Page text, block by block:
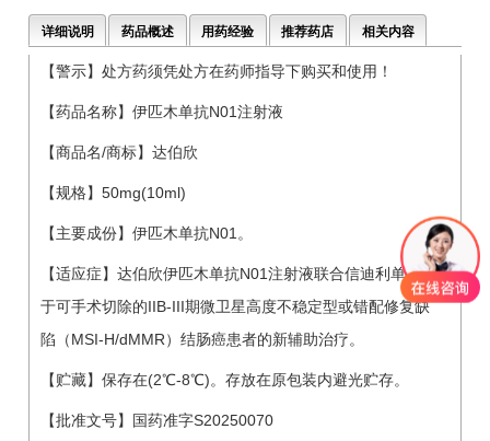
详细说明 药品概述 用药经验 推荐药店 相关内容
【警示】处方药须凭处方在药师指导下购买和使用！
【药品名称】伊匹木单抗N01注射液
【商品名/商标】达伯欣
【规格】50mg(10ml)
【主要成份】伊匹木单抗N01。
【适应症】达伯欣伊匹木单抗N01注射液联合信迪利单抗用
于可手术切除的IIB-III期微卫星高度不稳定型或错配修复缺
陷（MSI-H/dMMR）结肠癌患者的新辅助治疗。
【贮藏】保存在(2℃-8℃)。存放在原包装内避光贮存。
【批准文号】国药准字S20250070